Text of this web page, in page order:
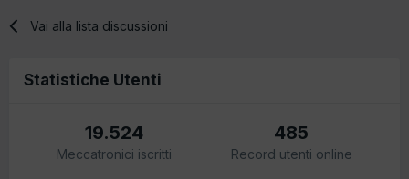
Vai alla lista discussioni
Statistiche Utenti
19.524
Meccatronici iscritti
485
Record utenti online